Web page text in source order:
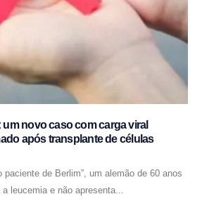
um novo caso com carga viral
após transplante de células
paciente de Berlim”, um alemão de 60 anos
leucemia e não apresenta...